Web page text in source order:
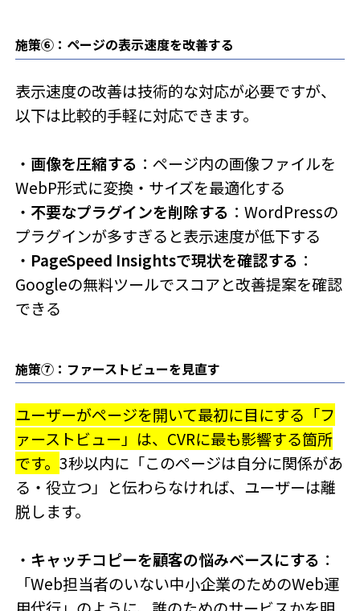
施策⑥：ページの表示速度を改善する
表示速度の改善は技術的な対応が必要ですが、
以下は比較的手軽に対応できます。
・ 画像を圧縮する ：ページ内の画像ファイルを
WebP形式に変換・サイズを最適化する
・ 不要なプラグインを削除する ：WordPressの
プラグインが多すぎると表示速度が低下する
・ PageSpeed Insightsで現状を確認する ：
Googleの無料ツールでスコアと改善提案を確認
できる
施策⑦：ファーストビューを見直す
ユーザーがページを開いて最初に目にする「フ
ァーストビュー」は、CVRに最も影響する箇所
です。3秒以内に「このページは自分に関係があ
る・役立つ」と伝わらなければ、ユーザーは離
脱します。
・ キャッチコピーを顧客の悩みベースにする ：
「Web担当者のいない中小企業のためのWeb運